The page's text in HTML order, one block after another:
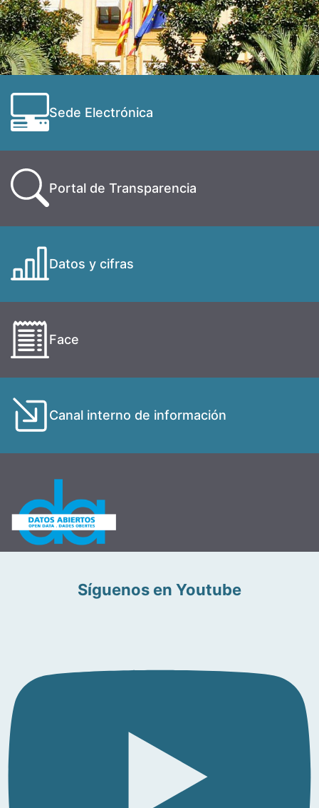
Sede Electrónica
Portal de Transparencia
Datos y cifras
Face
Canal interno de información
Síguenos en Youtube